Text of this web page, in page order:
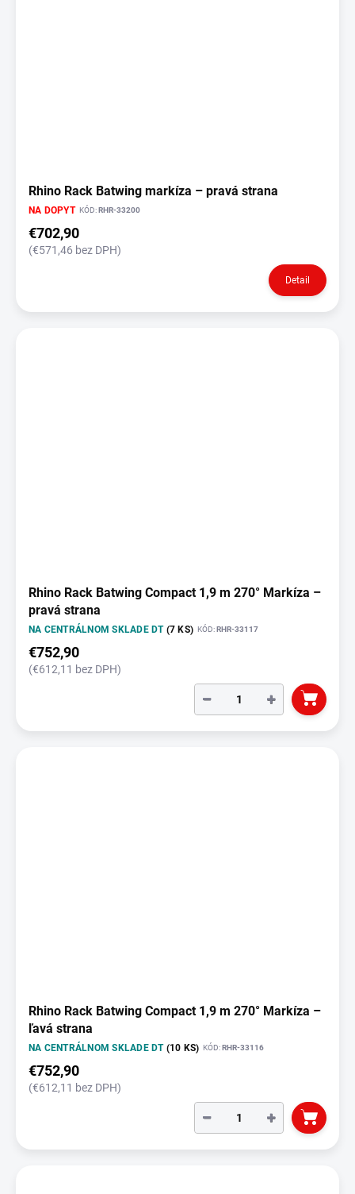
Rhino Rack Batwing markíza – pravá strana
NA DOPYT KÓD:RHR-33200
€702,90
(€571,46 bez DPH)
Detail
Rhino Rack Batwing Compact 1,9 m 270° Markíza –
pravá strana
NA CENTRÁLNOM SKLADE DT (7 KS) KÓD:RHR-33117
€752,90
(€612,11 bez DPH)
+
−
Rhino Rack Batwing Compact 1,9 m 270° Markíza –
ľavá strana
NA CENTRÁLNOM SKLADE DT (10 KS) KÓD: RHR-33116
€752,90
(€612,11 bez DPH)
+
−